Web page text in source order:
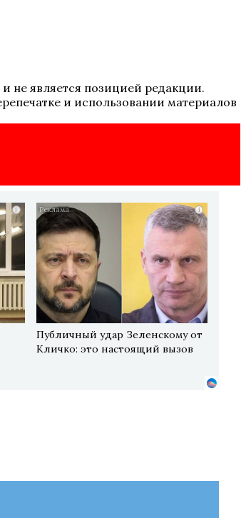
и не является позицией редакции.
и использовании материалов
i i
Публичный удар Зеленскому от
Кличко: это настоящий вызов